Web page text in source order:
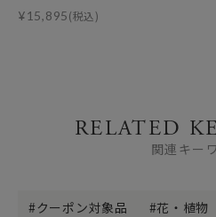
¥15,895(税込)
RELATED
関連キー
クーポン対象品
花・植物